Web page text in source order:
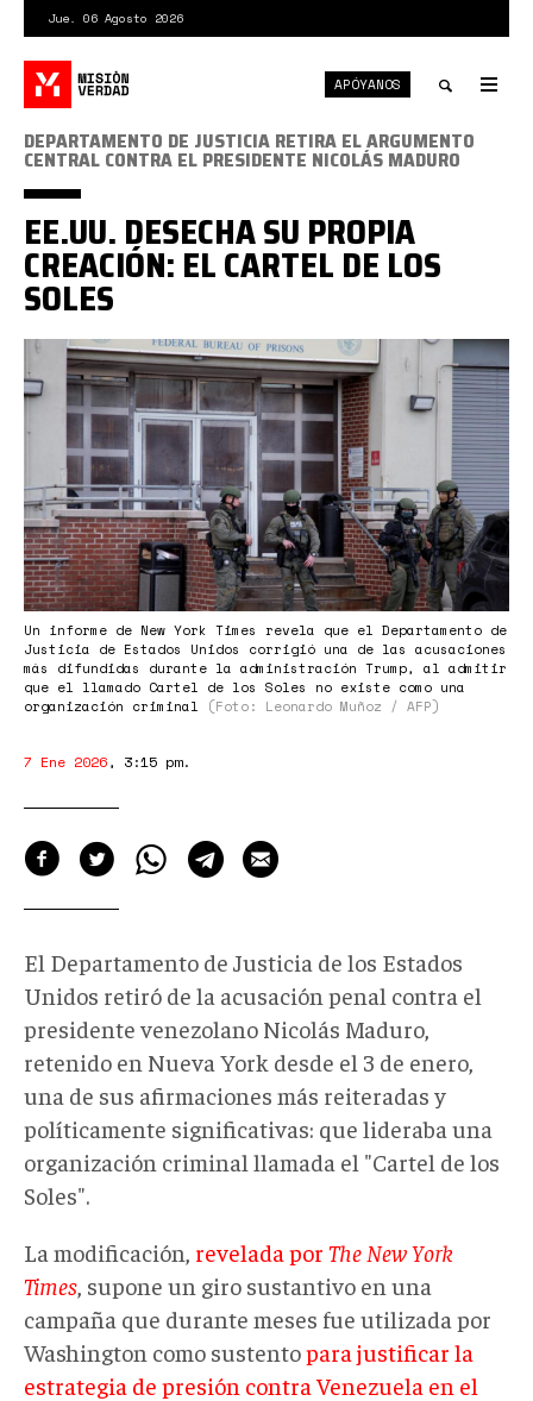
contenido
principal
Jue. 06 Agosto 2026
Toggle
APÓYANOS
DoJ
prisiones
Un informe de New York Times revela que el Departamento de
Justicia de Estados Unidos corrigió una de las acusaciones
más difundidas durante la administración Trump, al admitir
que el llamado Cartel de los Soles no existe como una
organización criminal
(Foto: Leonardo Muñoz / AFP)
DEPARTAMENTO DE JUSTICIA RETIRA EL ARGUMENTO
CENTRAL CONTRA EL PRESIDENTE NICOLÁS MADURO
EE.UU. DESECHA SU PROPIA
CREACIÓN: EL CARTEL DE LOS
SOLES
7 Ene 2026, 3:15 pm.
El Departamento de Justicia de los Estados
Unidos retiró de la acusación penal contra el
presidente venezolano Nicolás Maduro,
retenido en Nueva York desde el 3 de enero,
una de sus afirmaciones más reiteradas y
políticamente significativas: que lideraba una
organización criminal llamada el "Cartel de los
Soles".
La modificación, revelada por The New York
Times , supone un giro sustantivo en una
campaña que durante meses fue utilizada por
Washington como sustentopara justificar la
estrategia de presión contra Venezuela en el